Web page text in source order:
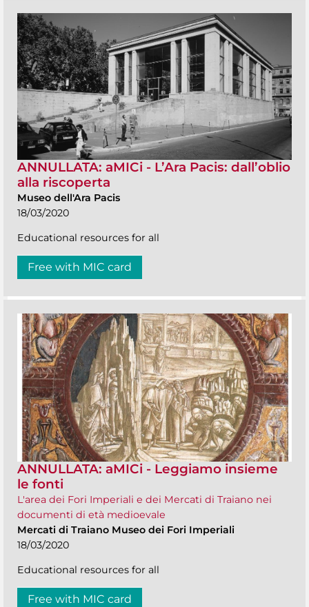
ANNULLATA: aMICi - L’Ara Pacis: dall’oblio
alla riscoperta
Museo dell'Ara Pacis
18/03/2020
Educational resources for all
Free with MIC card
ANNULLATA: aMICi - Leggiamo insieme
le fonti
L'area dei Fori Imperiali e dei Mercati di Traiano nei
documenti di età medioevale
Mercati di Traiano Museo dei Fori Imperiali
18/03/2020
Educational resources for all
Free with MIC card